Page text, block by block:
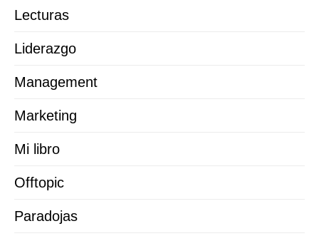
Lecturas
Liderazgo
Management
Marketing
Mi libro
Offtopic
Paradojas